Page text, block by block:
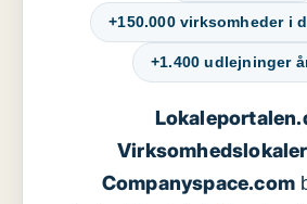
+150.000 virksomheder i
+1.400 udlejninger
Companyspace.com